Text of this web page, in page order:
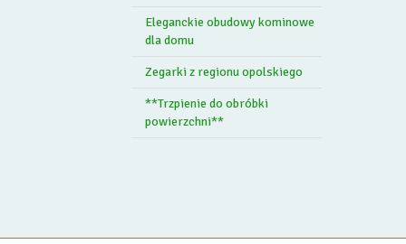
Eleganckie obudowy kominowe
dla domu
Zegarki z regionu opolskiego
**Trzpienie do obróbki
powierzchni**